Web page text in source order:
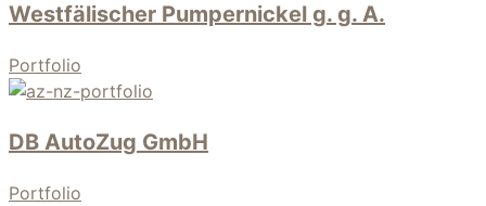
Westfälischer Pumpernickel g. g. A.
Portfolio
DB AutoZug GmbH
Portfolio